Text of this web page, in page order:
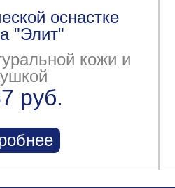
оснастке
"Элит"
кожи и
руб.